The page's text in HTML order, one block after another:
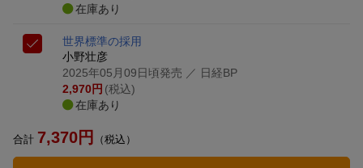
在庫あり
世界標準の採用
小野壮彦
2025年05月09日頃発売 ／ 日経BP
2,970円 (税込)
在庫あり
合計 7,370円 （税込）